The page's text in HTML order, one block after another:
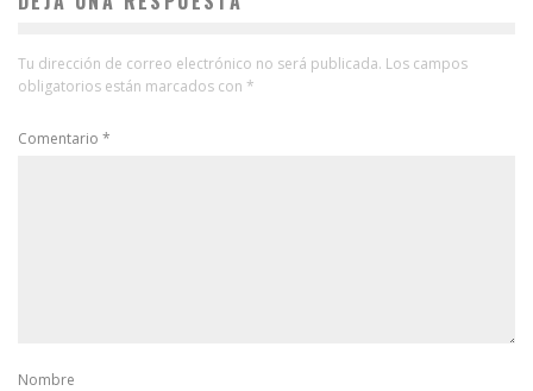
Tu dirección de correo electrónico no será publicada. Los campos
obligatorios están marcados con *
Comentario *
Nombre